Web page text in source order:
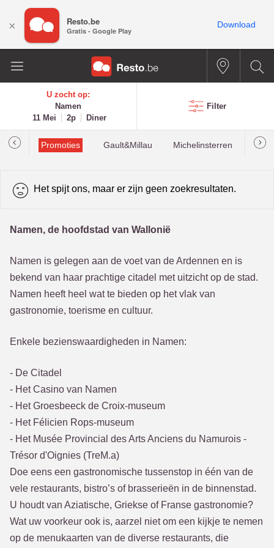
U zocht op:
Namen
11 Mei
2p Diner
Filter
Promoties Gault&Millau Michelinsterren
Het spijt ons, maar er zijn geen zoekresultaten.
Namen, de hoofdstad van Wallonië
Namen is gelegen aan de voet van de Ardennen en is
bekend van haar prachtige citadel met uitzicht op de stad.
Namen heeft heel wat te bieden op het vlak van
gastronomie, toerisme en cultuur.
Enkele bezienswaardigheden in Namen:
- De Citadel
- Het Casino van Namen
- Het Groesbeeck de Croix-museum
- Het Félicien Rops-museum
- Het Musée Provincial des Arts Anciens du Namurois -
Trésor d'Oignies (TreM.a)
Doe eens een gastronomische tussenstop in één van de
vele restaurants, bistro’s of brasserieën in de binnenstad.
U houdt van Aziatische, Griekse of Franse gastronomie?
Wat uw voorkeur ook is, aarzel niet om een kijkje te nemen
op de menukaarten van de diverse restaurants, die
× Resto.be
Gratis - Google Play
Download